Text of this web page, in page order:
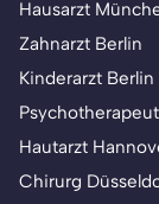
Hausarzt
Zahnarzt Berlin
Kinderarzt Berlin
Hautarzt
Chirurg